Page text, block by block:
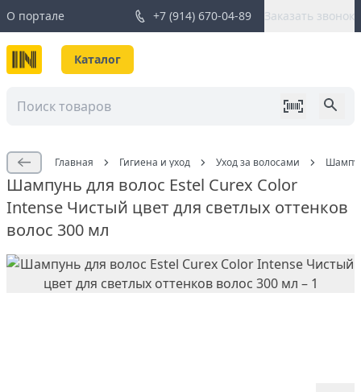
О портале +7 (914) 670-04-89 Заказать звонок
Каталог
Главная Гигиена и уход Уход за волосами
Шампунь для волос Estel Curex Color
Intense Чистый цвет для светлых оттенков
волос 300 мл